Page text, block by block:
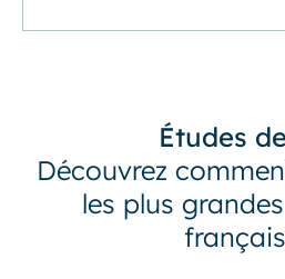
Études
Découvrez
les plus